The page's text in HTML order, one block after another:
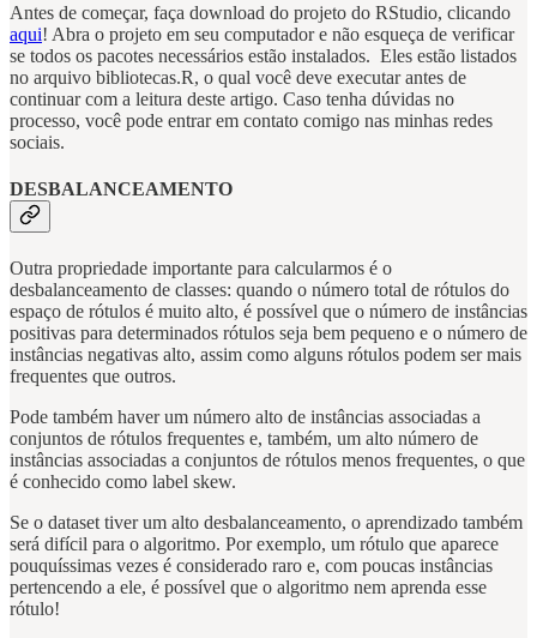
Antes de começar, faça download do projeto do RStudio, clicando
aqui! Abra o projeto em seu computador e não esqueça de verificar
se todos os pacotes necessários estão instalados. Eles estão listados
no arquivo bibliotecas.R, o qual você deve executar antes de
continuar com a leitura deste artigo. Caso tenha dúvidas no
processo, você pode entrar em contato comigo nas minhas redes
sociais.
DESBALANCEAMENTO
Outra propriedade importante para calcularmos é o
desbalanceamento de classes: quando o número total de rótulos do
espaço de rótulos é muito alto, é possível que o número de instâncias
positivas para determinados rótulos seja bem pequeno e o número de
instâncias negativas alto, assim como alguns rótulos podem ser mais
frequentes que outros.
Pode também haver um número alto de instâncias associadas a
conjuntos de rótulos frequentes e, também, um alto número de
instâncias associadas a conjuntos de rótulos menos frequentes, o que
é conhecido como label skew.
Se o dataset tiver um alto desbalanceamento, o aprendizado também
será difícil para o algoritmo. Por exemplo, um rótulo que aparece
pouquíssimas vezes é considerado raro e, com poucas instâncias
pertencendo a ele, é possível que o algoritmo nem aprenda esse
rótulo!